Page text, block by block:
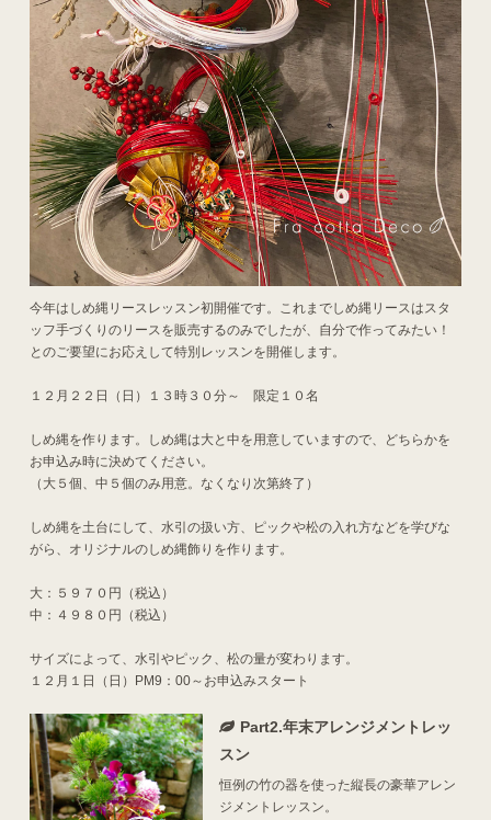
今年はしめ縄リースレッスン初開催です。これまでしめ縄リースはスタ
ッフ手づくりのリースを販売するのみでしたが、自分で作ってみたい！
とのご要望にお応えして特別レッスンを開催します。
１２月２２日（日）１３時３０分～ 限定１０名
しめ縄を作ります。しめ縄は大と中を用意していますので、どちらかを
お申込み時に決めてください。
（大５個、中５個のみ用意。なくなり次第終了）
しめ縄を土台にして、水引の扱い方、ピックや松の入れ方などを学びな
がら、オリジナルのしめ縄飾りを作ります。
大：５９７０円（税込）
中：４９８０円（税込）
サイズによって、水引やピック、松の量が変わります。
１２月１日（日）PM9：00～お申込みスタート
Part2.年末アレンジメントレッ
スン
恒例の竹の器を使った縦長の豪華アレン
ジメントレッスン。